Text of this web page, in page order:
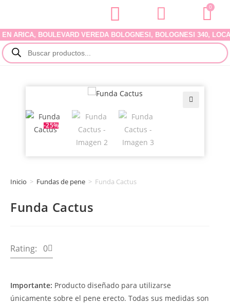
0
BOULEVARD VEREDA BOLOGNESI, BOLOGNESI 340,
Inicio > Fundas de pene > Funda Cactus
Funda Cactus
Rating: 0
Importante: Producto diseñado para utilizarse
únicamente sobre el pene erecto. Todas sus medidas son
-25%